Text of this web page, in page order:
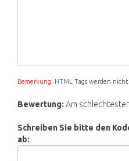
Bemerkung: HTML Tags werden
Bewertung: Am
Schreiben Sie bitte den
ab: